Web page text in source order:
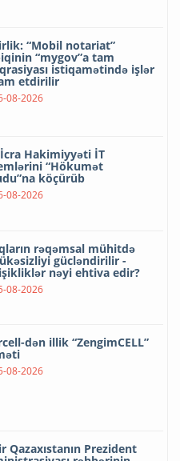
“Mobil notariat”
“mygov”a tam
istiqamətində işlər
etdirilir
08-2026
İcra Hakimiyyəti İT
“Hökumət
köçürüb
08-2026
rəqəmsal mühitdə
gücləndirilir -
nəyi ehtiva edir?
08-2026
dən illik “ZengimCELL”
08-2026
Qazaxıstanın Prezident